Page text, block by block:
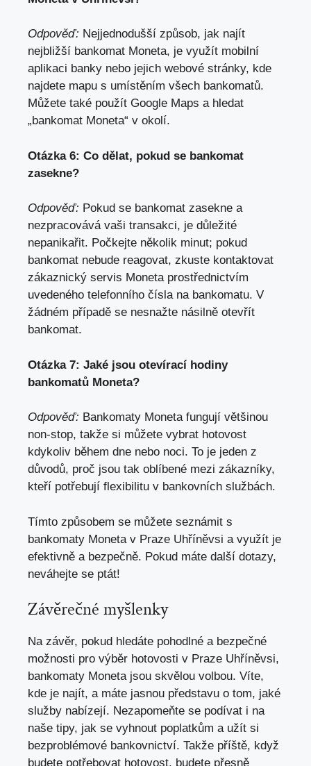
Odpověď: Nejjednodušší způsob, jak najít
nejbližší bankomat Moneta, je využít mobilní
aplikaci banky nebo jejich webové stránky, kde
najdete mapu s umístěním všech bankomatů.
Můžete také použít Google Maps a hledat
„bankomat Moneta“ v okolí.
Otázka 6: Co dělat, pokud se bankomat
zasekne?
Odpověď: Pokud se bankomat zasekne a
nezpracovává vaši transakci, je důležité
nepanikařit. Počkejte několik minut; pokud
bankomat nebude reagovat, zkuste kontaktovat
zákaznický servis Moneta prostřednictvím
uvedeného telefonního čísla na bankomatu. V
žádném případě se nesnažte násilně otevřít
bankomat.
Otázka 7: Jaké jsou otevírací hodiny
bankomatů Moneta?
Odpověď: Bankomaty Moneta fungují většinou
non-stop, takže si můžete vybrat hotovost
kdykoliv během dne nebo noci. To je jeden z
důvodů, proč jsou tak oblíbené mezi zákazníky,
kteří potřebují flexibilitu v bankovních službách.
Tímto způsobem se můžete seznámit s
bankomaty Moneta v Praze Uhříněvsi a využít je
efektivně a bezpečně. Pokud máte další dotazy,
neváhejte se ptát!
Závěrečné myšlenky
Na závěr, pokud hledáte pohodlné a bezpečné
možnosti pro výběr hotovosti v Praze Uhříněvsi,
bankomaty Moneta jsou skvělou volbou. Víte,
kde je najít, a máte jasnou představu o tom, jaké
služby nabízejí. Nezapomeňte se podívat i na
naše tipy, jak se vyhnout poplatkům a užít si
bezproblémové bankovnictví. Takže příště, když
budete potřebovat hotovost, budete přesně